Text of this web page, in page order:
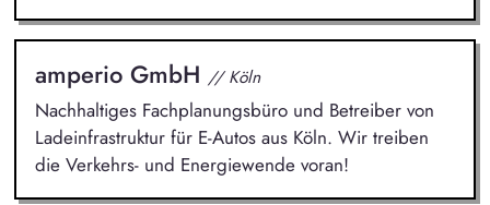
amperio GmbH // Köln
Nachhaltiges Fachplanungsbüro und Betreiber von
Ladeinfrastruktur für E-Autos aus Köln. Wir treiben
die Verkehrs- und Energiewende voran!